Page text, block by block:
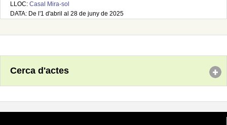
LLOC: Casal Mira-sol
DATA: De l'1 d'abril al 28 de juny de 2025
Cerca d'actes